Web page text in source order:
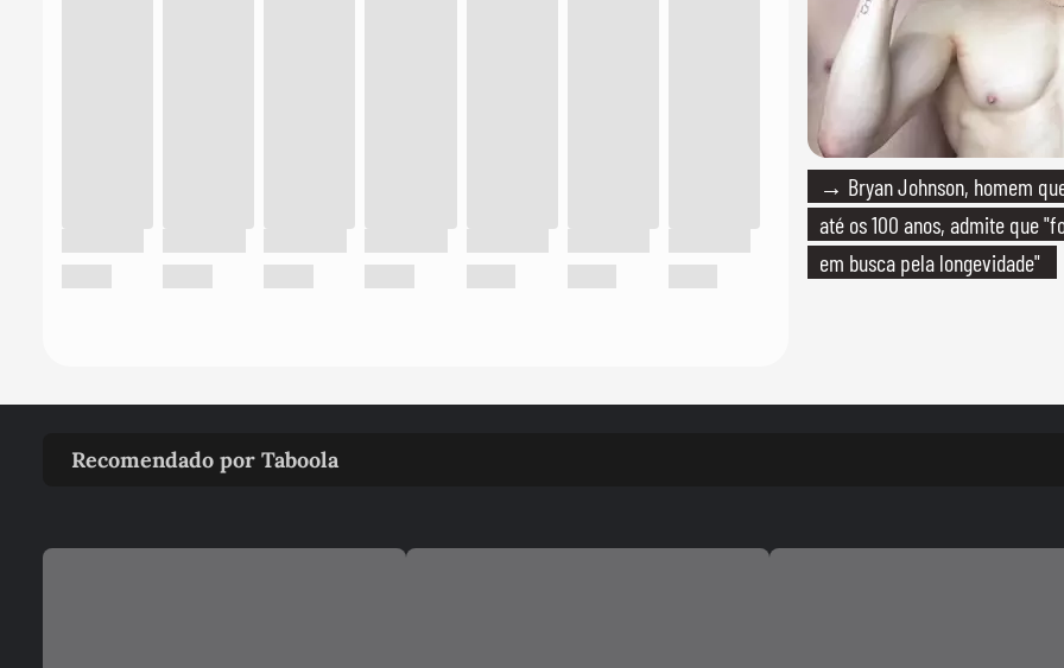
→ Bryan Johnson, homem
até os 100 anos, admite que
em busca pela longevidade"
Recomendado por Taboola